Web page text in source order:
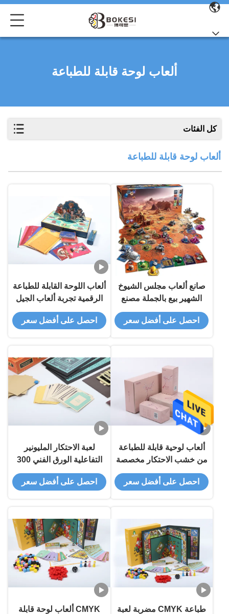
ألعاب لوحة قابلة للطباعة
كل الفئات
ألعاب لوحة قابلة للطباعة
صانع ألعاب مجلس الشيوخ
الشهير بيع بالجملة مصنع
الترفيه ألعاب مجلس الشيوخ
القابلة للطباعة مع موضوع
احصل على أفضل سعر
ألعاب اللوحة القابلة للطباعة
الرقمية تجربة ألعاب الجيل
القادم
احصل على أفضل سعر
ألعاب لوحية قابلة للطباعة
من خشب الاحتكار مخصصة
احصل على أفضل سعر
لعبة الاحتكار المليونير
التفاعلية الورق الفني 300
غرام
احصل على أفضل سعر
طباعة CMYK مضربة لعبة
CMYK ألعاب لوحة قابلة